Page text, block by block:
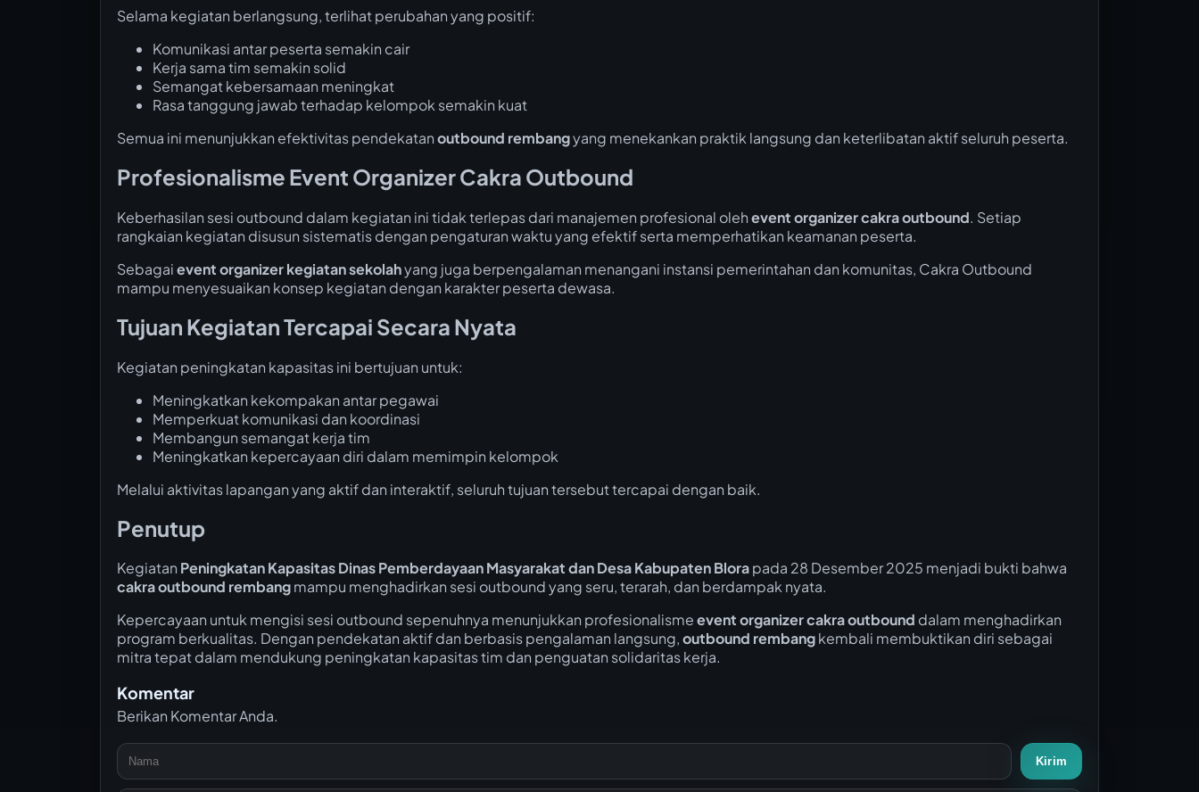
Selama kegiatan berlangsung, terlihat perubahan yang positif:
Komunikasi antar peserta semakin cair
Kerja sama tim semakin solid
Semangat kebersamaan meningkat
Rasa tanggung jawab terhadap kelompok semakin kuat
Semua ini menunjukkan efektivitas pendekatanoutbound rembangyang menekankan praktik langsung dan keterlibatan aktif seluruh peserta.
Profesionalisme Event Organizer Cakra Outbound
Keberhasilan sesi outbound dalam kegiatan ini tidak terlepas dari manajemen profesional olehevent organizer cakra outbound. Setiap
rangkaian kegiatan disusun sistematis dengan pengaturan waktu yang efektif serta memperhatikan keamanan peserta.
Sebagaievent organizer kegiatan sekolahyang juga berpengalaman menangani instansi pemerintahan dan komunitas, Cakra Outbound
mampu menyesuaikan konsep kegiatan dengan karakter peserta dewasa.
Tujuan Kegiatan Tercapai Secara Nyata
Kegiatan peningkatan kapasitas ini bertujuan untuk:
Meningkatkan kekompakan antar pegawai
Memperkuat komunikasi dan koordinasi
Membangun semangat kerja tim
Meningkatkan kepercayaan diri dalam memimpin kelompok
Melalui aktivitas lapangan yang aktif dan interaktif, seluruh tujuan tersebut tercapai dengan baik.
Penutup
Kegiatan Peningkatan Kapasitas Dinas Pemberdayaan Masyarakat dan Desa Kabupaten Blorapada 28 Desember 2025 menjadi bukti bahwa
cakra outbound rembangmampu menghadirkan sesi outbound yang seru, terarah, dan berdampak nyata.
Kepercayaan untuk mengisi sesi outbound sepenuhnya menunjukkan profesionalismeevent organizer cakra outbound dalam menghadirkan
program berkualitas. Dengan pendekatan aktif dan berbasis pengalaman langsung,outbound rembangkembali membuktikan diri sebagai
mitra tepat dalam mendukung peningkatan kapasitas tim dan penguatan solidaritas kerja.
Komentar
Berikan Komentar Anda.
Kirim